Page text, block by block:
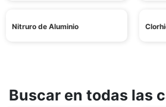
Nitruro de Aluminio
Buscar en todas las